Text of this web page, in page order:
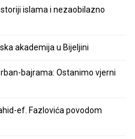
islama i nezaobilazno
akademija u Bijeljini
bajrama: Ostanimo vjerni
ef. Fazlovića povodom